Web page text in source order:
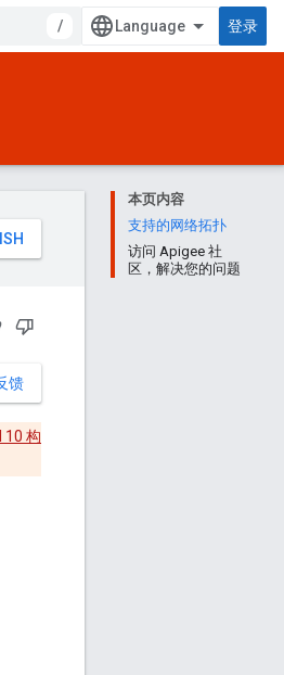
/ 登录
本页内容
支持的网络拓扑
访问 Apigee 社
区，解决您的问题
馈
10 构